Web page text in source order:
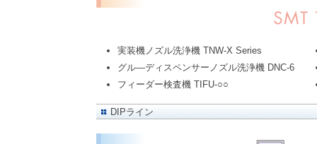
実装機ノズル洗浄機 TNW-X Series
グル―ディスペンサーノズル洗浄機 DNC-6
フィーダー検査機 TIFU-○○
DIPライン